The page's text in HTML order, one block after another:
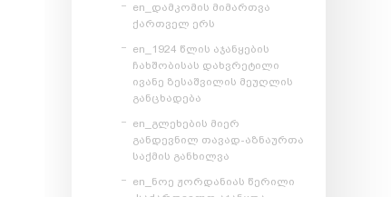
en_დამკომის მიმართვა
ქართველ ერს
en_1924 წლის აჯანყების
ჩახშობისას დახვრეტილი
ივანე ზესაშვილის მეუღლის
განცხადება
en_გლეხების მიერ
განდევნილ თავად-აზნაურთა
საქმის განხილვა
en_ნოე ჟორდანიას წერილი